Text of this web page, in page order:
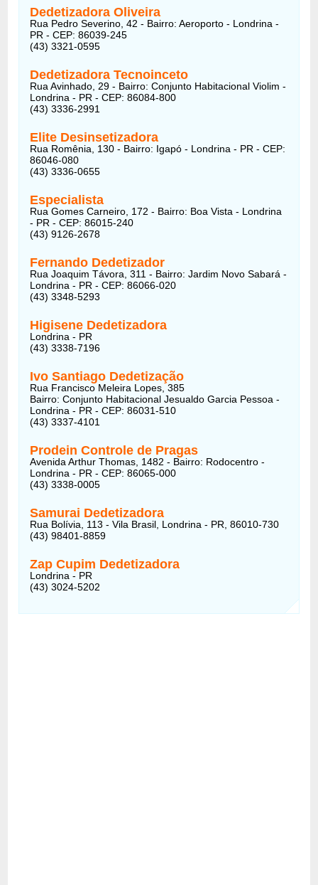
Dedetizadora Oliveira
Rua Pedro Severino, 42 - Bairro: Aeroporto - Londrina -
PR - CEP: 86039-245
(43) 3321-0595
Dedetizadora Tecnoinceto
Rua Avinhado, 29 - Bairro: Conjunto Habitacional Violim -
Londrina - PR - CEP: 86084-800
(43) 3336-2991
Elite Desinsetizadora
Rua Romênia, 130 - Bairro: Igapó - Londrina - PR - CEP:
86046-080
(43) 3336-0655
Especialista
Rua Gomes Carneiro, 172 - Bairro: Boa Vista - Londrina
- PR - CEP: 86015-240
(43) 9126-2678
Fernando Dedetizador
Rua Joaquim Távora, 311 - Bairro: Jardim Novo Sabará -
Londrina - PR - CEP: 86066-020
(43) 3348-5293
Higisene Dedetizadora
Londrina - PR
(43) 3338-7196
Ivo Santiago Dedetização
Rua Francisco Meleira Lopes, 385
Bairro: Conjunto Habitacional Jesualdo Garcia Pessoa -
Londrina - PR - CEP: 86031-510
(43) 3337-4101
Prodein Controle de Pragas
Avenida Arthur Thomas, 1482 - Bairro: Rodocentro -
Londrina - PR - CEP: 86065-000
(43) 3338-0005
Samurai Dedetizadora
Rua Bolívia, 113 - Vila Brasil, Londrina - PR, 86010-730
(43) 98401-8859
Zap Cupim Dedetizadora
Londrina - PR
(43) 3024-5202